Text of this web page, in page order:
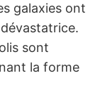
galaxies ont
sont
la forme